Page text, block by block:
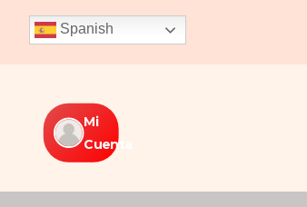
Spanish
Mi
Cuenta